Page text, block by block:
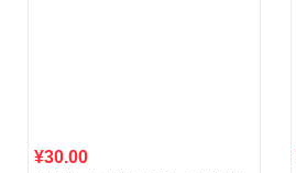
¥30.00